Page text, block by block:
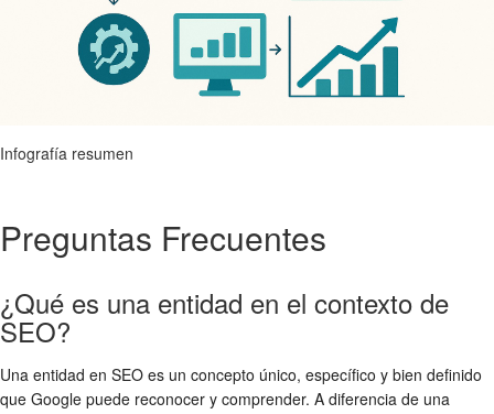
Infografía resumen
Preguntas Frecuentes
¿Qué es una entidad en el contexto de
SEO?
Una entidad en SEO es un concepto único, específico y bien definido
que Google puede reconocer y comprender. A diferencia de una